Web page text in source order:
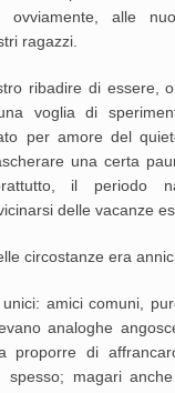
ovviamente, alle
ragazzi.
ribadire di essere,
voglia di
per amore del
una certa
il periodo
delle vacanze
circostanze era
amici comuni,
analoghe
di
spesso; magari